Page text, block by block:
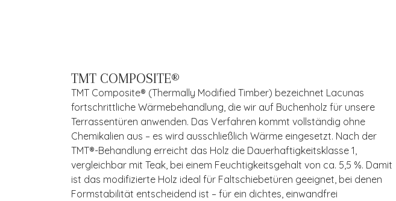
TMT COMPOSITE®
TMT Composite® (Thermally Modified Timber) bezeichnet Lacunas
fortschrittliche Wärmebehandlung, die wir auf Buchenholz für unsere
Terrassentüren anwenden. Das Verfahren kommt vollständig ohne
Chemikalien aus – es wird ausschließlich Wärme eingesetzt. Nach der
TMT®-Behandlung erreicht das Holz die Dauerhaftigkeitsklasse 1,
vergleichbar mit Teak, bei einem Feuchtigkeitsgehalt von ca. 5,5 %. Damit
ist das modifizierte Holz ideal für Faltschiebetüren geeignet, bei denen
Formstabilität entscheidend ist – für ein dichtes, einwandfrei